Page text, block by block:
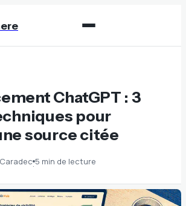
ChatGPT : 3
pour
source citée
·5 min de lecture